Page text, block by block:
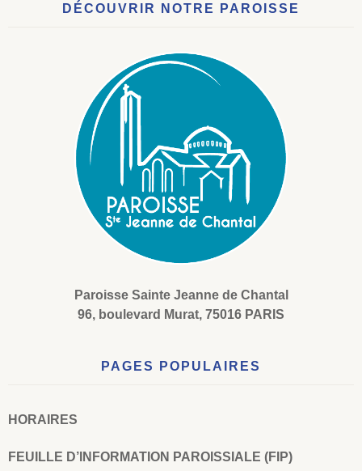
DÉCOUVRIR NOTRE PAROISSE
Paroisse Sainte Jeanne de Chantal
96, boulevard Murat, 75016 PARIS
PAGES POPULAIRES
HORAIRES
FEUILLE D’INFORMATION PAROISSIALE (FIP)